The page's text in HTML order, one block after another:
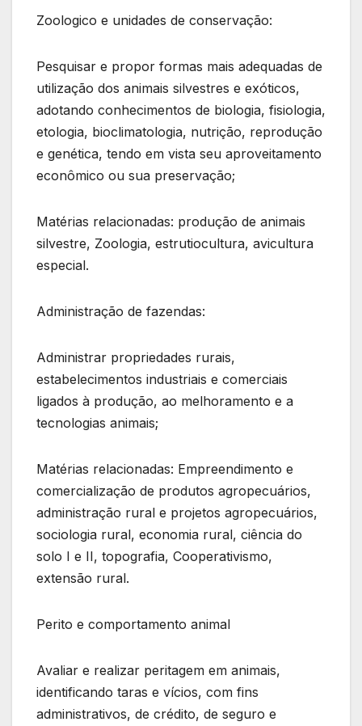
Zoologico e unidades de conservação:
Pesquisar e propor formas mais adequadas de
utilização dos animais silvestres e exóticos,
adotando conhecimentos de biologia, fisiologia,
etologia, bioclimatologia, nutrição, reprodução
e genética, tendo em vista seu aproveitamento
econômico ou sua preservação;
Matérias relacionadas: produção de animais
silvestre, Zoologia, estrutiocultura, avicultura
especial.
Administração de fazendas:
Administrar propriedades rurais,
estabelecimentos industriais e comerciais
ligados à produção, ao melhoramento e a
tecnologias animais;
Matérias relacionadas: Empreendimento e
comercialização de produtos agropecuários,
administração rural e projetos agropecuários,
sociologia rural, economia rural, ciência do
solo I e II, topografia, Cooperativismo,
extensão rural.
Perito e comportamento animal
Avaliar e realizar peritagem em animais,
identificando taras e vícios, com fins
administrativos, de crédito, de seguro e